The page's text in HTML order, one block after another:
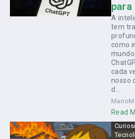
para
A
tem
como
cada
nosso
d...
MarioM
Read